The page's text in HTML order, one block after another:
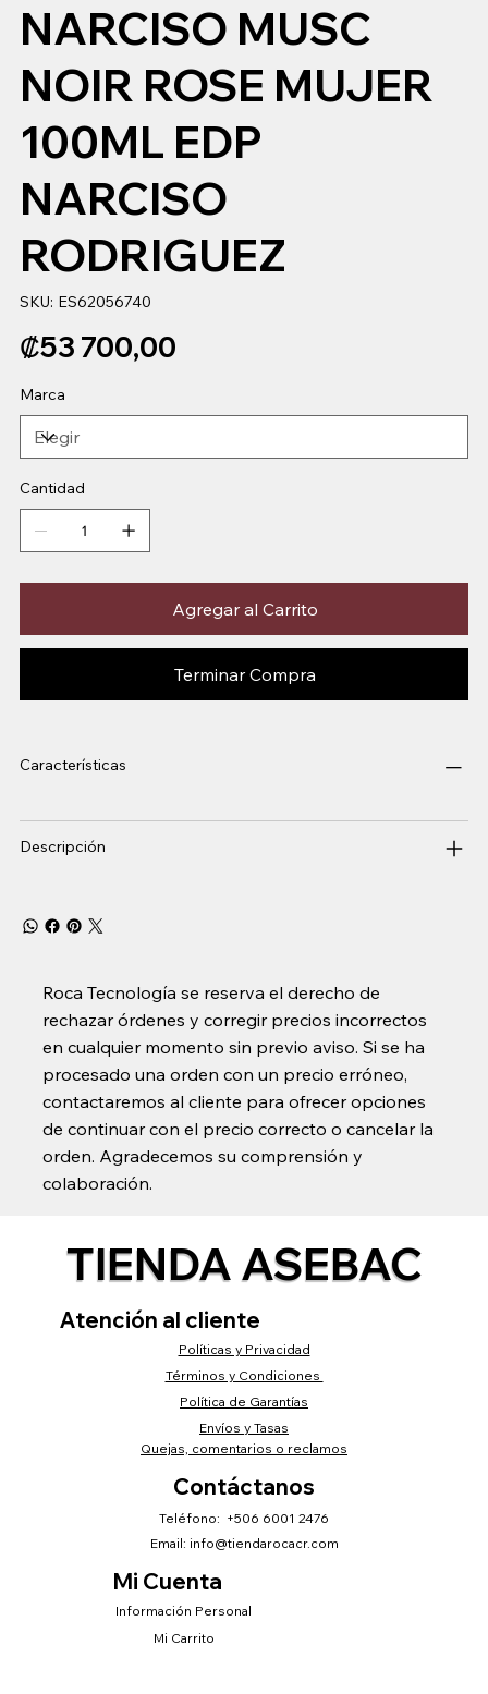
NARCISO MUSC
NOIR ROSE MUJER
100ML EDP
NARCISO
RODRIGUEZ
SKU: SKU
ES62056740
ES62056740
Precio
₡53 700,00
Marca
Cantidad
Agregar al Carrito
Terminar Compra
Características
Descripción
Roca Tecnología se reserva el derecho de
rechazar órdenes y corregir precios incorrectos
en cualquier momento sin previo aviso. Si se ha
procesado una orden con un precio erróneo,
contactaremos al cliente para ofrecer opciones
de continuar con el precio correcto o cancelar la
orden. Agradecemos su comprensión y
colaboración.
TIENDA ASEBAC
Atención al cliente
Políticas y Privacidad
Términos y Condiciones
Envíos y Tasas
Política de Garantías
Quejas, comentarios o reclamos
Mi Cuenta
Información Personal
Mi Carrito
Contáctanos
Teléfono: +506 6001 2476
Email: info@tiendarocacr.com